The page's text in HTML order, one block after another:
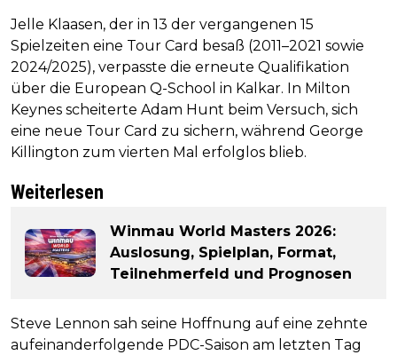
Jelle Klaasen, der in 13 der vergangenen 15
Spielzeiten eine Tour Card besaß (2011–2021 sowie
2024/2025), verpasste die erneute Qualifikation
über die European Q-School in Kalkar. In Milton
Keynes scheiterte Adam Hunt beim Versuch, sich
eine neue Tour Card zu sichern, während George
Killington zum vierten Mal erfolglos blieb.
Weiterlesen
Winmau World Masters 2026:
Auslosung, Spielplan, Format,
Teilnehmerfeld und Prognosen
Steve Lennon sah seine Hoffnung auf eine zehnte
aufeinanderfolgende PDC-Saison am letzten Tag